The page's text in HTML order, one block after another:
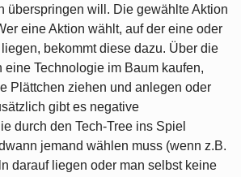
überspringen will. Die gewählte Aktion
eine Aktion wählt, auf der eine oder
bekommt diese dazu. Über die
eine Technologie im Baum kaufen,
Plättchen ziehen und anlegen oder
gibt es negative
durch den Tech-Tree ins Spiel
jemand wählen muss (wenn z.B.
darauf liegen oder man selbst keine